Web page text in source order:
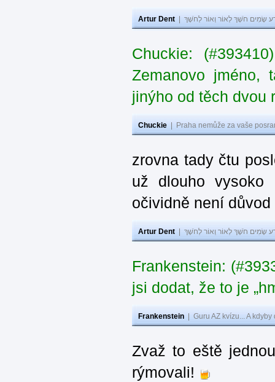
Artur Dent שָׂמִים חֹשֶׁךְ לְאוֹר וְאוֹר לְחֹשֶׁךְ
Chuckie:
Zemanovo jméno,
jinýho od těch dvou
Chuckie Praha nemůže za vaše
zrovna tady čtu
už dlouho
očividně není
Artur Dent שָׂמִים חֹשֶׁךְ לְאוֹר וְאוֹר לְחֹשֶׁךְ
Frankenstein:
jsi dodat, že to je
Frankenstein Guru AZ kvízu... A
Zvaž to eště
rýmovali!